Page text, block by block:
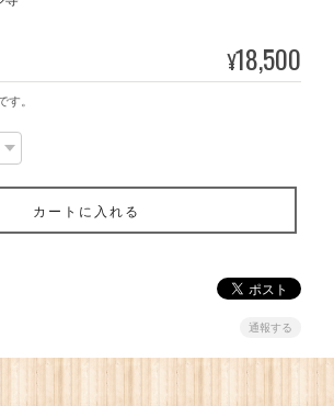
¥18,500
す。
カートに入れる
通報する